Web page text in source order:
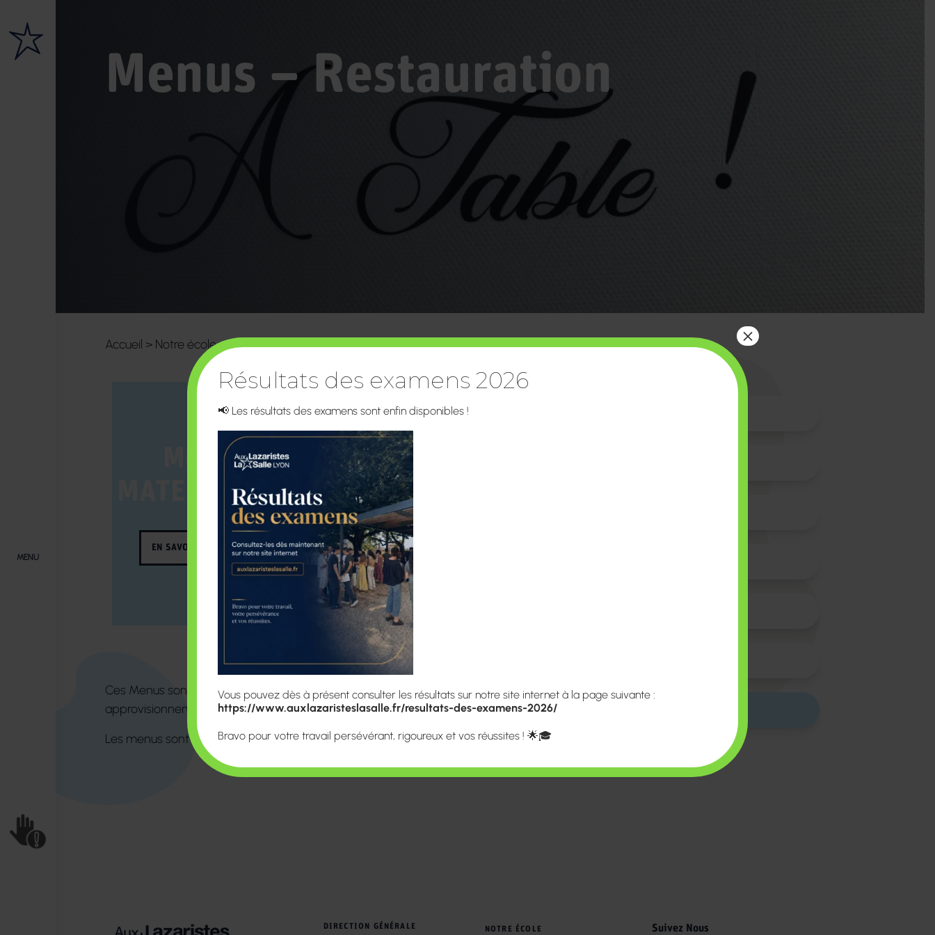
MENU
Menus – Restauration
Accueil > Notre école>Menus – Restauration
Menu
MATERNELLE
EN SAVOIR PLUS
Menu
PRIMAIRE
EN SAVOIR PLUS
Ces Menus sont communiqués sous réserve de bon
approvisionnement et donc peuvent être modifiés.
Les menus sont actualisés et affichés dans les différents lieux.
Menus – Restauration
DIRECTION GÉNÉRALE NOTRE ÉCOLE Suivez Nous
Résultats des examens 2026
📢 Les résultats des examens sont enfin disponibles !
Vous pouvez dès à présent consulter les résultats sur notre site internet à la page suivante :
https://www.auxlazaristeslasalle.fr/resultats-des-examens-2026/
Bravo pour votre travail persévérant, rigoureux et vos réussites ! 🌟🎓
×